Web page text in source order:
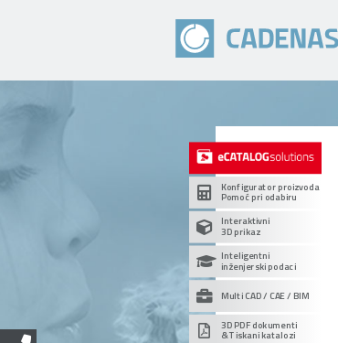
Konfigurator proizvoda
Pomoć pri odabiru
Interaktivni
3D prikaz
Inteligentni
inženjerski podaci
Multi CAD / CAE / BIM
3D PDF dokumenti
& Tiskani katalozi